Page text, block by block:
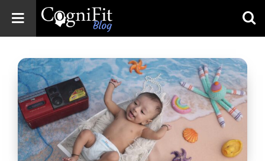
Blog: Brain
Health
News
Brain Training,
Mental Health, and
Wellness